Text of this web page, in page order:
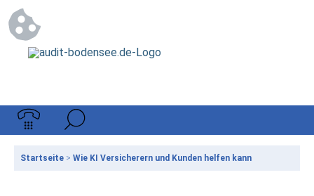
Startseite > Wie KI Versicherern und Kunden helfen kann